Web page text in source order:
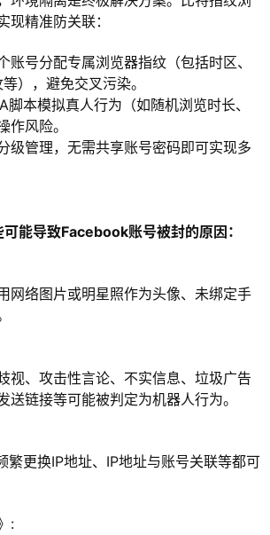
现精准防关联：
账号分配专属浏览器指纹（包括时区、
），避免交叉污染。
脚本模拟真人行为（如随机浏览时长、
作风险。
级管理，无需共享账号密码即可实现多
能导致Facebook账号被封的原因：
网络图片或明星照作为头像、未绑定手
视、攻击性言论、不实信息、垃圾广告
送链接等可能被判定为机器人行为。
繁更换IP地址、IP地址与账号关联等都可
: